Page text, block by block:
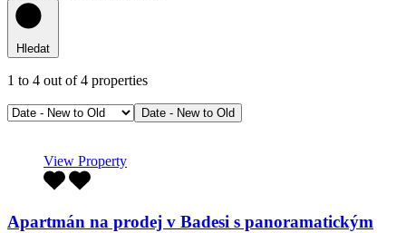
Hledat
1 to 4 out of4 properties
Date - New to Old
View Property
Apartmán na prodej v Badesi s panoramatickým